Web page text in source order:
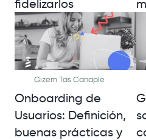
fidelizarlos
Gizem Tas Canaple
Onboarding de
Usuarios: Definición,
buenas prácticas y